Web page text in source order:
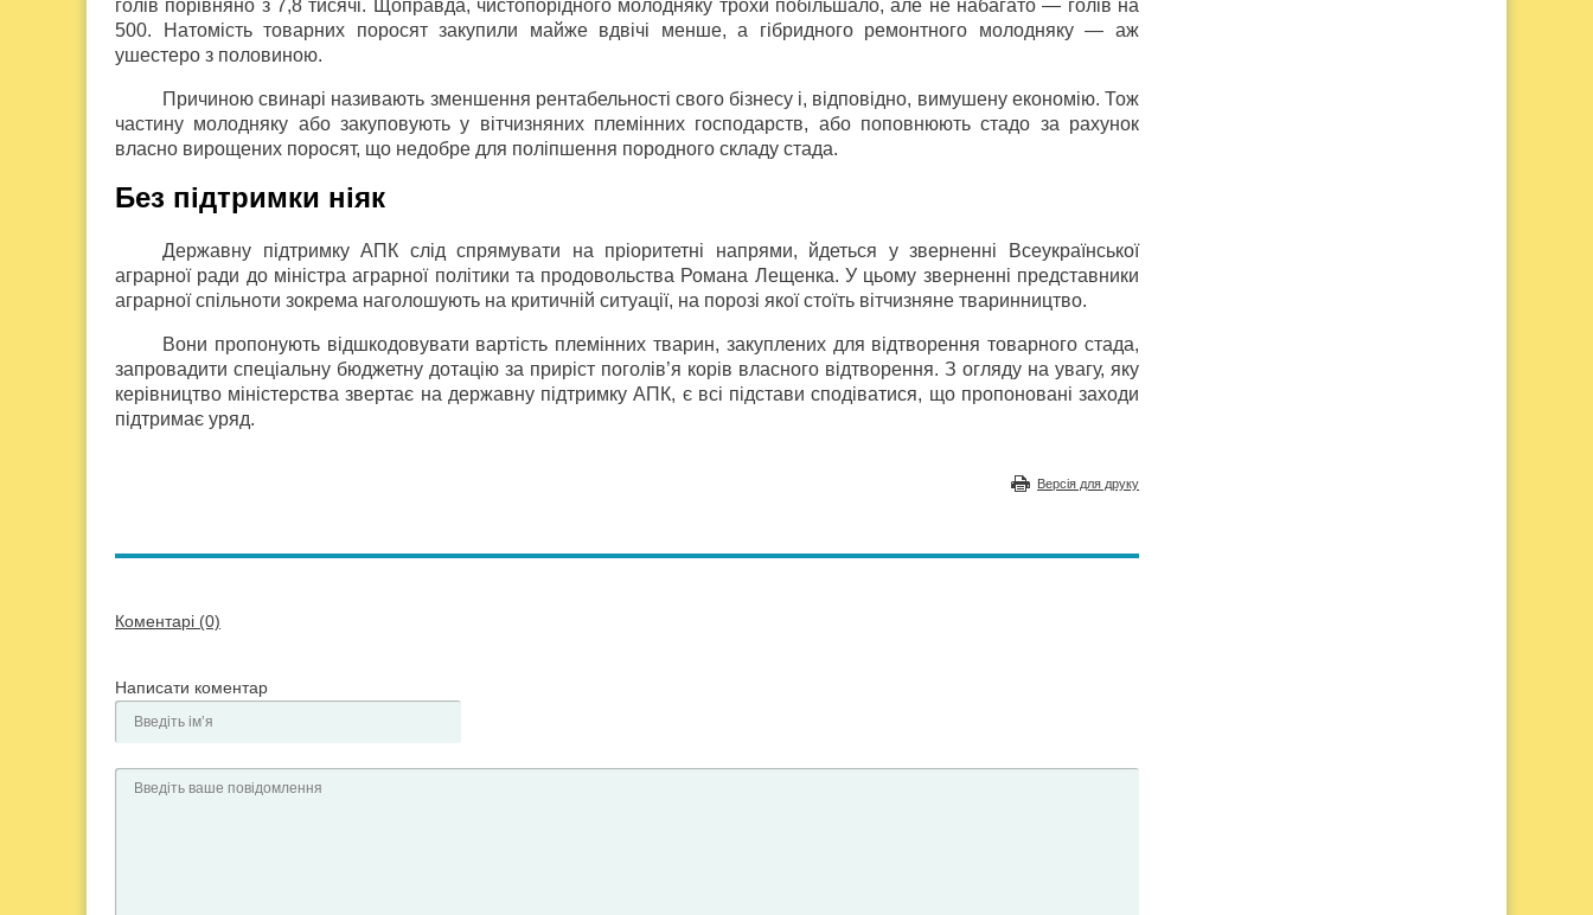
голів порівняно з 7,8 тисячі. Щоправда, чистопорідного молодняку трохи побільшало, але не набагато — голів на
500. Натомість товарних поросят закупили майже вдвічі менше, а гібридного ремонтного молодняку — аж
ушестеро з половиною.
Причиною свинарі називають зменшення рентабельності свого бізнесу і, відповідно, вимушену економію. Тож
частину молодняку або закуповують у вітчизняних племінних господарств, або поповнюють стадо за рахунок
власно вирощених поросят, що недобре для поліпшення породного складу стада.
Без підтримки ніяк
Державну підтримку АПК слід спрямувати на пріоритетні напрями, йдеться у зверненні Всеукраїнської
аграрної ради до міністра аграрної політики та продовольства Романа Лещенка. У цьому зверненні представники
аграрної спільноти зокрема наголошують на критичній ситуації, на порозі якої стоїть вітчизняне тваринництво.
Вони пропонують відшкодовувати вартість племінних тварин, закуплених для відтворення товарного стада,
запровадити спеціальну бюджетну дотацію за приріст поголів’я корів власного відтворення. З огляду на увагу, яку
керівництво міністерства звертає на державну підтримку АПК, є всі підстави сподіватися, що пропоновані заходи
підтримає уряд.
Версія для друку
Коментарі (0)
Написати коментар